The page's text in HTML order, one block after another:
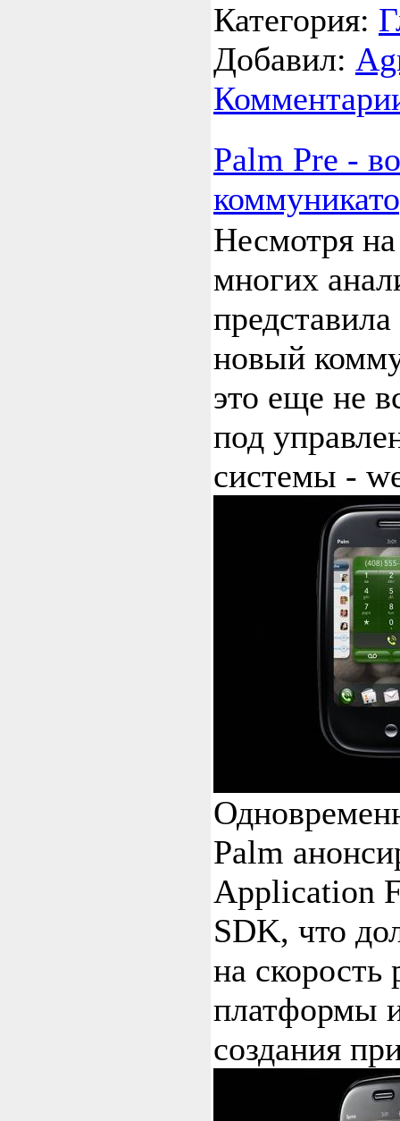
Категория:
Добавил:
Palm Pre -
Несмотря на
многих
новый
это еще не
под
системы -
Palm
Application
SDK, что
на скорость
платформы
создания